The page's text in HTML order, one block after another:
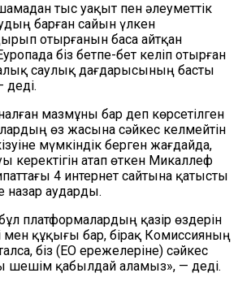
тыс уақыт пен әлеуметтік
барған сайын үлкен
отырғанын баса айтқан
біз бетпе-бет келіп отырған
саулық дағдарысының басты
деді.
мазмұны бар деп көрсетілген
өз жасына сәйкес келмейтін
мүмкіндік берген жағдайда,
керектігін атап өткен Микаллеф
4 интернет сайтына қатысты
назар аударды.
платформалардың қазір өздерін
мен құқығы бар, бірақ Комиссияның
біз (ЕО ережелеріне) сәйкес
шешім қабылдай аламыз», — деді.